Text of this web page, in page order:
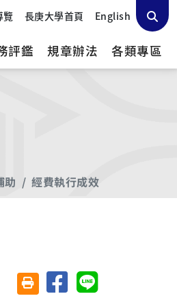
覽 長庚大學首頁 English
評鑑 規章辦法 各類專區
助 經費執行成效
友善列印(另開視窗)
分享至臉書分享至 Line